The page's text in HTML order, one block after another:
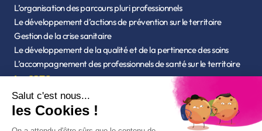
La CPTS
Qui sommes-nous ?
L’équipe
Statuts de l'association
Nos outils
L’organisation des parcours pluri professionnels
Le développement d’actions de prévention sur le territoire
Gestion de la crise sanitaire
Le développement de la qualité et de la pertinence des soins
L’accompagnement des professionnels de santé sur le territoire